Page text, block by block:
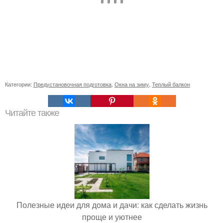
Категории: Предустановочная подготовка Окна на зиму Теплый балкон
Читайте также
Полезные идеи для дома и дачи: как сделать жизнь
проще и уютнее